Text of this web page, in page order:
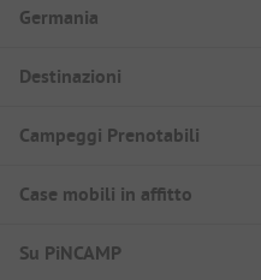
Germania
Destinazioni
Campeggi Prenotabili
Case mobili in affitto
Su PiNCAMP